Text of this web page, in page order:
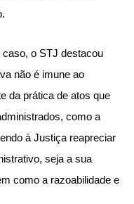
o STJ destacou
não é imune ao
da prática de atos que
como a
à Justiça reapreciar
seja a sua
como a razoabilidade e